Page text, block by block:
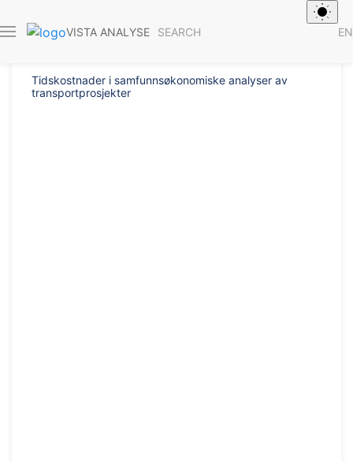
VISTA ANALYSE SEARCH EN
Tidskostnader i samfunnsøkonomiske analyser av
transportprosjekter